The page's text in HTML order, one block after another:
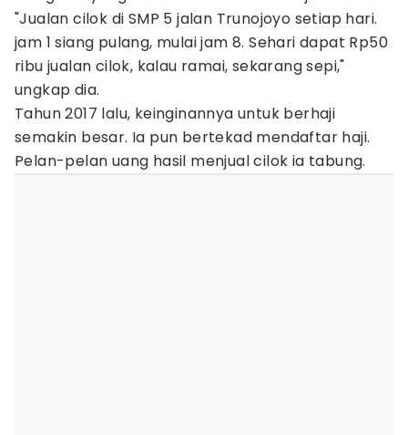
"Jualan cilok di SMP 5 jalan Trunojoyo setiap hari.
jam 1 siang pulang, mulai jam 8. Sehari dapat Rp50
ribu jualan cilok, kalau ramai, sekarang sepi,"
ungkap dia.
Tahun 2017 lalu, keinginannya untuk berhaji
semakin besar. Ia pun bertekad mendaftar haji.
Pelan-pelan uang hasil menjual cilok ia tabung.